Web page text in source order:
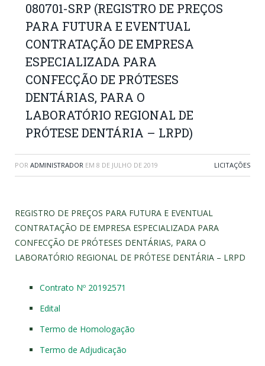
080701-SRP (REGISTRO DE PREÇOS
PARA FUTURA E EVENTUAL
CONTRATAÇÃO DE EMPRESA
ESPECIALIZADA PARA
CONFECÇÃO DE PRÓTESES
DENTÁRIAS, PARA O
LABORATÓRIO REGIONAL DE
PRÓTESE DENTÁRIA – LRPD)
POR ADMINISTRADOR EM 8 DE JULHO DE 2019 LICITAÇÕES
REGISTRO DE PREÇOS PARA FUTURA E EVENTUAL
CONTRATAÇÃO DE EMPRESA ESPECIALIZADA PARA
CONFECÇÃO DE PRÓTESES DENTÁRIAS, PARA O
LABORATÓRIO REGIONAL DE PRÓTESE DENTÁRIA – LRPD
Contrato Nº 20192571
Edital
Termo de Homologação
Termo de Adjudicação